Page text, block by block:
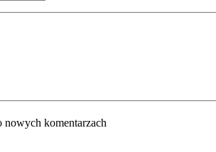
nowych komentarzach